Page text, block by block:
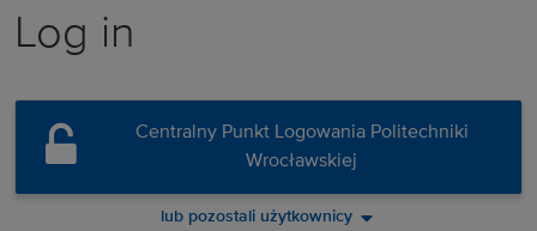
Log in
Centralny Punkt Logowania Politechniki
Wrocławskiej
lub pozostali użytkownicy